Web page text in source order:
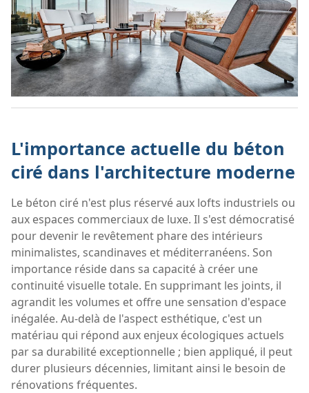
L'importance actuelle du béton
ciré dans l'architecture moderne
Le béton ciré n'est plus réservé aux lofts industriels ou
aux espaces commerciaux de luxe. Il s'est démocratisé
pour devenir le revêtement phare des intérieurs
minimalistes, scandinaves et méditerranéens. Son
importance réside dans sa capacité à créer une
continuité visuelle totale. En supprimant les joints, il
agrandit les volumes et offre une sensation d'espace
inégalée. Au-delà de l'aspect esthétique, c'est un
matériau qui répond aux enjeux écologiques actuels
par sa durabilité exceptionnelle ; bien appliqué, il peut
durer plusieurs décennies, limitant ainsi le besoin de
rénovations fréquentes.